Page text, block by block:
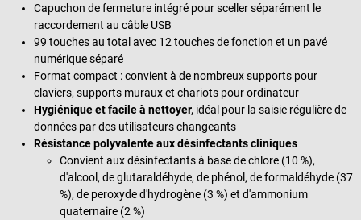
Capuchon de fermeture intégré pour sceller séparément le
raccordement au câble USB
99 touches au total avec 12 touches de fonction et un pavé
numérique séparé
Format compact : convient à de nombreux supports pour
claviers, supports muraux et chariots pour ordinateur
Hygiénique et facile à nettoyer, idéal pour la saisie régulière de
données par des utilisateurs changeants
Résistancepolyvalenteaux désinfectants cliniques
Convient aux désinfectants à base de chlore (10 %),
d'alcool, de glutaraldéhyde, de phénol, de formaldéhyde (37
%), de peroxyde d'hydrogène (3 %) et d'ammonium
quaternaire (2 %)